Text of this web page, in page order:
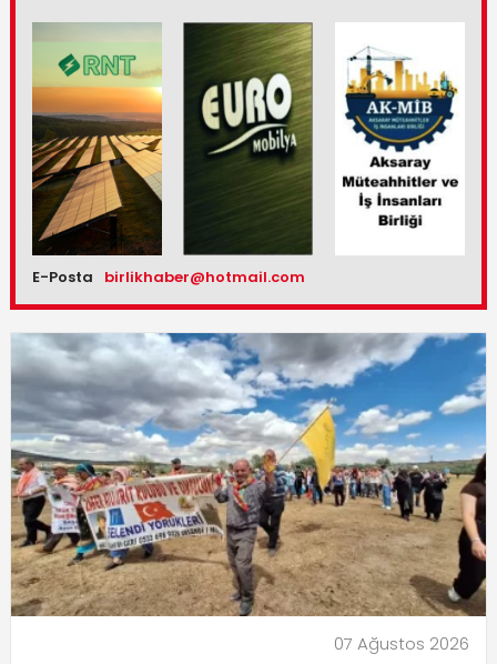
E-Posta birlikhaber@hotmail.com
07 Ağustos 2026